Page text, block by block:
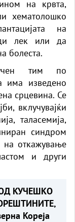
на крвта,
хематолошко
на
лек или да
болеста.
тим по
има изведено
срцевина. Се
вклучувајќи
таласемија,
синдром
откажување
и други
КУЧЕШКО
Кореја